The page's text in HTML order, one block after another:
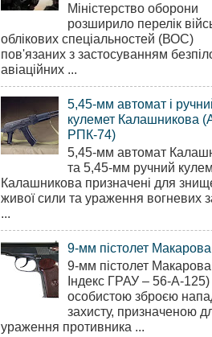
Міністерство оборони
розширило перелік
облікових спеціальностей (ВОС)
пов'язаних з застосуванням
авіаційних ...
5,45-мм автомат і
кулемет Калашникова
РПК-74)
5,45-мм автомат
та 5,45-мм ручний
Калашникова призначені для
живої сили та ураження вогневих
...
9-мм пістолет Макарова
9-мм пістолет
Індекс ГРАУ – 56-А-125)
особистою зброєю
захисту, призначеною
ураження противника ...